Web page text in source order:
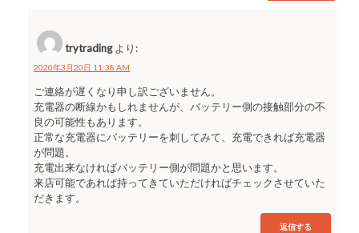
trytrading より:
2020年3月20日 11:38 AM
ご連絡が遅くなり申し訳ございません。
充電器の断線かもしれませんが、バッテリー側の接触部分の不
良の可能性もあります。
正常な充電器にバッテリーを刺してみて、充電できれば充電器
が問題。
充電出来なければバッテリー側が問題かと思います。
来店可能であれば持ってきていただければチェックさせていた
だきます。
返信する